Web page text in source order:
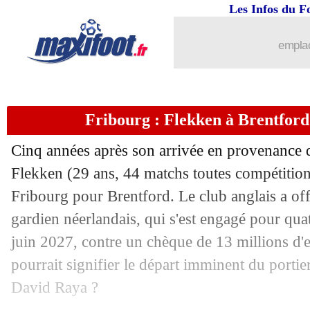
Les Infos du
Fribourg : Flekken à
Cinq années après son arrivée en
Flekken (29 ans, 44 matchs toutes
Fribourg pour Brentford. Le club anglais a
gardien néerlandais, qui s'est engagé pour
juin 2027, contre un chèque de 13 millions
pourrait signifier le départ imminent du
David Raya ?
Chelsea : Ugarte, un joueur dans
31/05 Barça: les ambitions de Pedri
31/05 Dortmund: le message de Reus
31/05 Barça: un prétendant pour Torres
31/05 Liverpool : un autre milieu français
31/05 Barça: Messi, priorité absolue
31/05 EdF (Espoirs)